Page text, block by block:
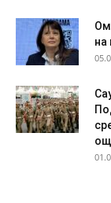
на